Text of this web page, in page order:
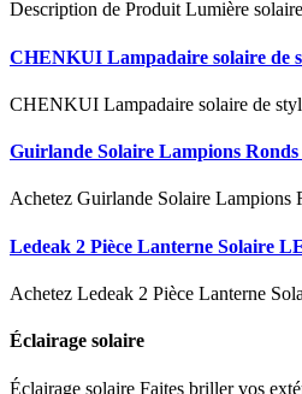
Description de Produit Lumière
CHENKUI Lampadaire solaire de
CHENKUI Lampadaire solaire de
Guirlande Solaire Lampions
Achetez Guirlande Solaire Lampions
Ledeak 2 Pièce Lanterne Solaire
Achetez Ledeak 2 Pièce Lanterne
Éclairage solaire
Éclairage solaire Faites briller vos